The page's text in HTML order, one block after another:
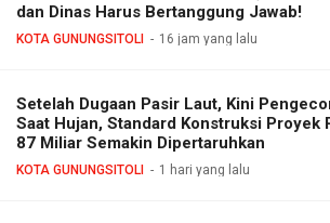
dan Dinas Harus Bertanggung Jawab!
KOTA GUNUNGSITOLI 16 jam yang lalu
Setelah Dugaan Pasir Laut, Kini
Saat Hujan, Standard Konstruksi Proyek
87 Miliar Semakin Dipertaruhkan
KOTA GUNUNGSITOLI 1 hari yang lalu